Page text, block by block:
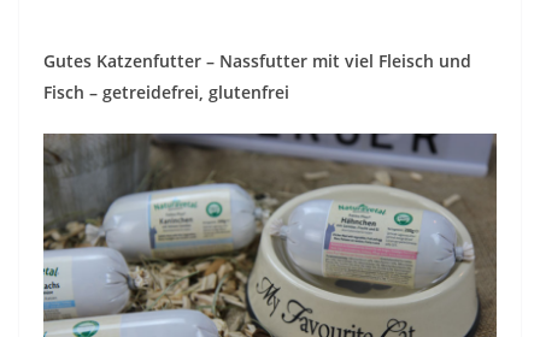
Gutes Katzenfutter – Nassfutter mit viel Fleisch und
Fisch – getreidefrei, glutenfrei